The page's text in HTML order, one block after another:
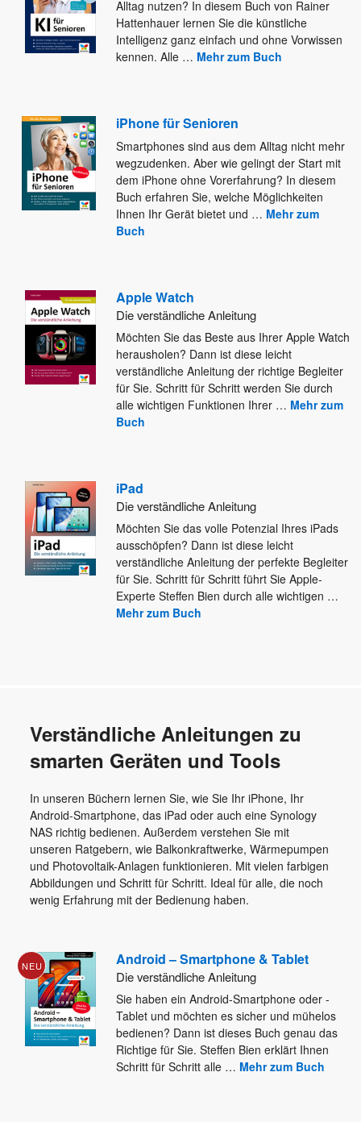
Alltag nutzen? In diesem Buch von Rainer
Hattenhauer lernen Sie die künstliche
Intelligenz ganz einfach und ohne Vorwissen
kennen. Alle … Mehr zum Buch
iPhone für Senioren
Smartphones sind aus dem Alltag nicht mehr
wegzudenken. Aber wie gelingt der Start mit
dem iPhone ohne Vorerfahrung? In diesem
Buch erfahren Sie, welche Möglichkeiten
Ihnen Ihr Gerät bietet und … Mehr zum
Buch
Apple Watch
Die verständliche Anleitung
Möchten Sie das Beste aus Ihrer Apple Watch
herausholen? Dann ist diese leicht
verständliche Anleitung der richtige Begleiter
für Sie. Schritt für Schritt werden Sie durch
alle wichtigen Funktionen Ihrer … Mehr zum
Buch
iPad
Die verständliche Anleitung
Möchten Sie das volle Potenzial Ihres iPads
ausschöpfen? Dann ist diese leicht
verständliche Anleitung der perfekte Begleiter
für Sie. Schritt für Schritt führt Sie Apple-
Experte Steffen Bien durch alle wichtigen …
Mehr zum Buch
Verständliche Anleitungen zu
smarten Geräten und Tools
In unseren Büchern lernen Sie, wie Sie Ihr iPhone, Ihr
Android-Smartphone, das iPad oder auch eine Synology
NAS richtig bedienen. Außerdem verstehen Sie mit
unseren Ratgebern, wie Balkonkraftwerke, Wärmepumpen
und Photovoltaik-Anlagen funktionieren. Mit vielen farbigen
Abbildungen und Schritt für Schritt. Ideal für alle, die noch
wenig Erfahrung mit der Bedienung haben.
NEU Android – Smartphone & Tablet
Die verständliche Anleitung
Sie haben ein Android-Smartphone oder -
Tablet und möchten es sicher und mühelos
bedienen? Dann ist dieses Buch genau das
Richtige für Sie. Steffen Bien erklärt Ihnen
Schritt für Schritt alle … Mehr zum Buch